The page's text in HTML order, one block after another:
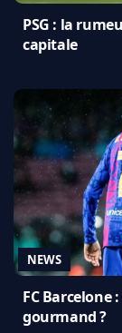
PSG : la
capitale
NEWS
FC Barcelone
gourmand ?